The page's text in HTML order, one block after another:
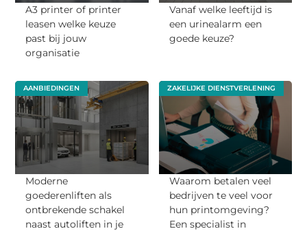
A3 printer of printer
leasen welke keuze
past bij jouw
organisatie
Vanaf welke leeftijd is
een urinealarm een
goede keuze?
AANBIEDINGEN
Moderne
goederenliften als
ontbrekende schakel
naast autoliften in je
ZAKELIJKE DIENSTVERLENING
Waarom betalen veel
bedrijven te veel voor
hun printomgeving?
Een specialist in